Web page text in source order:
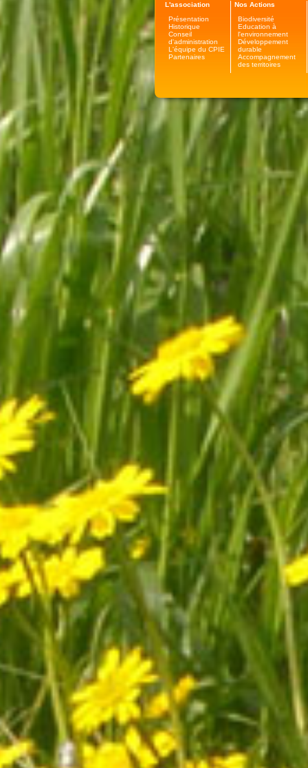
L'association
Présentation
Historique
Conseil
d'administration
L'équipe du CPIE
Partenaires
Nos Actions
Biodiversité
Education à
l'environnement
Développement
durable
Accompagnement
des territoires